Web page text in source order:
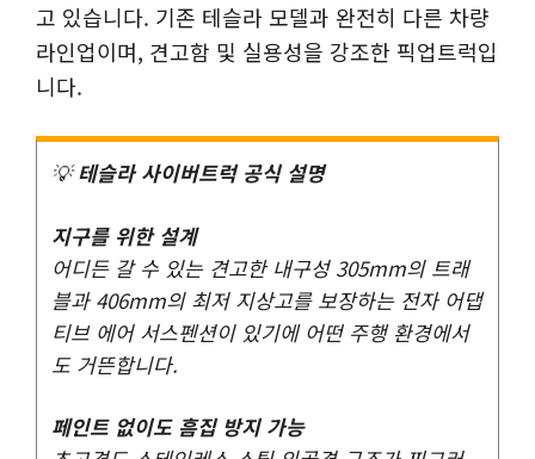
고 있습니다. 기존 테슬라 모델과 완전히 다른 차량
라인업이며, 견고함 및 실용성을 강조한 픽업트럭입
니다.
💡테슬라 사이버트럭 공식 설명
지구를 위한 설계
어디든 갈 수 있는 견고한 내구성 305mm의 트래
블과 406mm의 최저 지상고를 보장하는 전자 어댑
티브 에어 서스펜션이 있기에 어떤 주행 환경에서
도 거뜬합니다.
페인트 없이도 흠집 방지 가능